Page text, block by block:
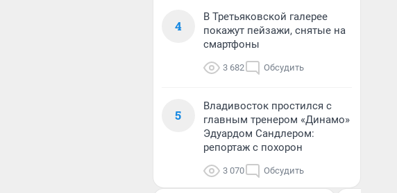
4
В Третьяковской галерее
покажут пейзажи, снятые на
смартфоны
3 682 Обсудить
5
Владивосток простился с
главным тренером «Динамо»
Эдуардом Сандлером:
репортаж с похорон
3 070 Обсудить